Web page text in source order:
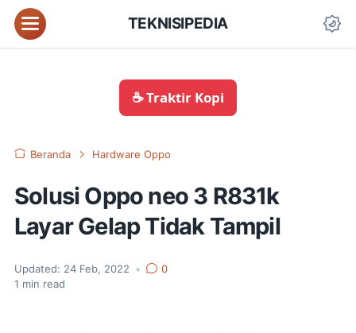
TEKNISIPEDIA
☕ Traktir Kopi
Beranda Hardware Oppo
Solusi Oppo neo 3 R831k
Layar Gelap Tidak Tampil
Updated: 24 Feb, 2022 •
0
1 min read